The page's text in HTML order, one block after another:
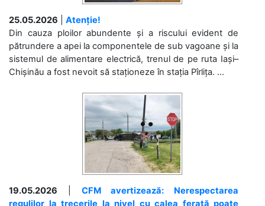
25.05.2026
Atenție!
Din cauza ploilor abundente și a riscului evident de
pătrundere a apei la componentele de sub vagoane și la
sistemul de alimentare electrică, trenul de pe ruta Iași–
Chișinău a fost nevoit să staționeze în stația Pîrlița. ...
19.05.2026
CFM avertizează: Nerespectarea
regulilor la trecerile la nivel cu calea ferată poate